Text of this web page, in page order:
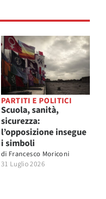
PARTITI E POLITICI
Scuola, sanità,
sicurezza:
l’opposizione insegue
i simboli
di Francesco Moriconi
31 Luglio 2026